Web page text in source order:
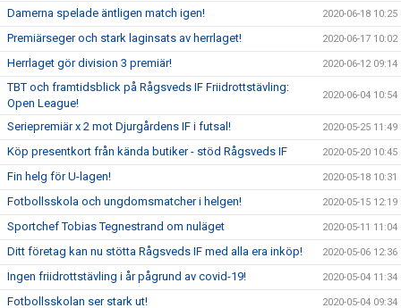
Damerna spelade äntligen match igen! 2020-06-18 10:25
Premiärseger och stark laginsats av herrlaget! 2020-06-17 10:02
Herrlaget gör division 3 premiär! 2020-06-12 09:14
TBT och framtidsblick på Rågsveds IF Friidrottstävling:
Open League!
2020-06-04 10:54
Seriepremiär x 2 mot Djurgårdens IF i futsal! 2020-05-25 11:49
Köp presentkort från kända butiker - stöd Rågsveds IF 2020-05-20 10:45
Fin helg för U-lagen! 2020-05-18 10:31
Fotbollsskola och ungdomsmatcher i helgen! 2020-05-15 12:19
Sportchef Tobias Tegnestrand om nuläget 2020-05-11 11:04
Ditt företag kan nu stötta Rågsveds IF med alla era inköp! 2020-05-06 12:36
Ingen friidrottstävling i år pågrund av covid-19! 2020-05-04 11:34
Fotbollsskolan ser stark ut! 2020-05-04 09:34